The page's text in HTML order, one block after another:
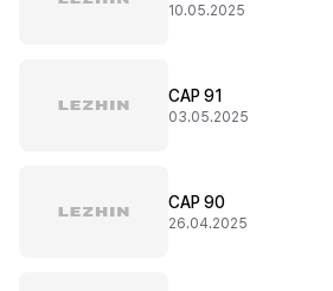
10.05.2025
CAP 91
03.05.2025
CAP 90
26.04.2025